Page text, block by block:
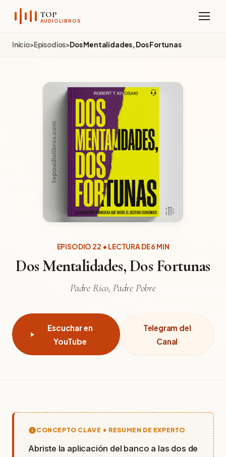
TOP
AUDIOLIBROSSobre el Canal
Telegram
Inicio>Episodios>Dos Mentalidades, Dos Fortunas
EPISODIO 22 • LECTURA DE 6 MIN
Dos Mentalidades, Dos Fortunas
Padre Rico, Padre Pobre
Escuchar en
YouTube
Telegram del
Canal
CONCEPTO CLAVE • RESUMEN DE EXPERTO
Abriste la aplicación del banco a las dos de